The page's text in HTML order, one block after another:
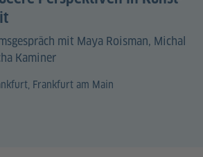
mit Maya Roisman, Michal
Kaminer
Frankfurt am Main